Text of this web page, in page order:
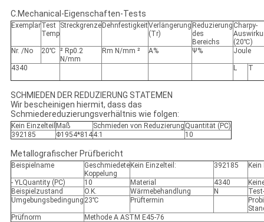
C.Mechanical-Eigenschaften-Tests
ExemplarTest
Temp
Streckgrenze DehnfestigkeitVerlängerung
(Tr)
Reduzierung
des
Bereichs
Charpy-
(20℃)
Nr. /No
20℃ ² Rp0.2
N/mm
Rm N/mm ² A% Ψ% Joule
4340 L T
SCHMIEDEN DER REDUZIERUNG STATEMEN
Wir bescheinigen hiermit, dass das
Schmiedereduzierungsverhältnis wie folgen:
Kein Einzelteil Maß Schmieden von Reduzierung Quantität (PC)
392185
Φ1954*8144:1 10
Metallografischer Prüfbericht
Beispielname
Geschmiedete
Koppelung
Kein Einzelteil: 392185
- YLQuantity (PC) 10 Material 4340
Beispielzustand
O.K. Wärmebehandlung N
Umgebungsbedingung 23℃ Prüftermin
Prüfnorm
Methode A ASTM E45-76